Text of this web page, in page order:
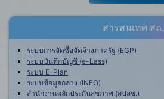
สารสนเทศ สถ.
ระบบการจัดซื้อจัดจ้างภาครัฐ (EGP)
ระบบบันทึกบัญชี (e-Lass)
ระบบ E-Plan
ระบบข้อมูลกลาง (INFO)
สำนักงานหลักประกันสุขภาพ (สปสช.)